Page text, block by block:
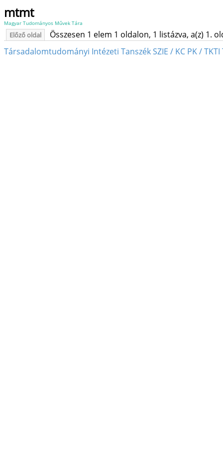
mtmt
Magyar Tudományos Művek Tára
Előző oldal
Összesen 1 elem 1 oldalon, 1 listázva, a(z) 1.
Társadalomtudományi Intézeti Tanszék SZIE / KC PK / TKTI